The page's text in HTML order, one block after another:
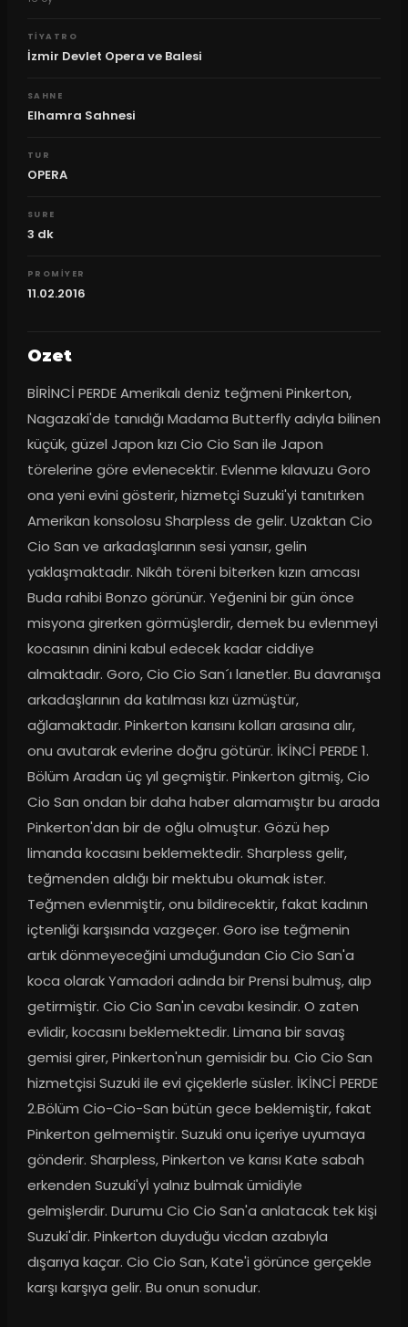
TIYATRO
İzmir Devlet Opera ve Balesi
SAHNE
Elhamra Sahnesi
TUR
OPERA
SURE
3 dk
PROMIYER
11.02.2016
Ozet
BİRİNCİ PERDE Amerikalı deniz teğmeni Pinkerton,
Nagazaki'de tanıdığı Madama Butterfly adıyla bilinen
küçük, güzel Japon kızı Cio Cio San ile Japon
törelerine göre evlenecektir. Evlenme kılavuzu Goro
ona yeni evini gösterir, hizmetçi Suzuki'yi tanıtırken
Amerikan konsolosu Sharpless de gelir. Uzaktan Cio
Cio San ve arkadaşlarının sesi yansır, gelin
yaklaşmaktadır. Nikâh töreni biterken kızın amcası
Buda rahibi Bonzo görünür. Yeğenini bir gün önce
misyona girerken görmüşlerdir, demek bu evlenmeyi
kocasının dinini kabul edecek kadar ciddiye
almaktadır. Goro, Cio Cio San´ı lanetler. Bu davranışa
arkadaşlarının da katılması kızı üzmüştür,
ağlamaktadır. Pinkerton karısını kolları arasına alır,
onu avutarak evlerine doğru götürür. İKİNCİ PERDE 1.
Bölüm Aradan üç yıl geçmiştir. Pinkerton gitmiş, Cio
Cio San ondan bir daha haber alamamıştır bu arada
Pinkerton'dan bir de oğlu olmuştur. Gözü hep
limanda kocasını beklemektedir. Sharpless gelir,
teğmenden aldığı bir mektubu okumak ister.
Teğmen evlenmiştir, onu bildirecektir, fakat kadının
içtenliği karşısında vazgeçer. Goro ise teğmenin
artık dönmeyeceğini umduğundan Cio Cio San'a
koca olarak Yamadori adında bir Prensi bulmuş, alıp
getirmiştir. Cio Cio San'ın cevabı kesindir. O zaten
evlidir, kocasını beklemektedir. Limana bir savaş
gemisi girer, Pinkerton'nun gemisidir bu. Cio Cio San
hizmetçisi Suzuki ile evi çiçeklerle süsler. İKİNCİ PERDE
2.Bölüm Cio-Cio-San bütün gece beklemiştir, fakat
Pinkerton gelmemiştir. Suzuki onu içeriye uyumaya
gönderir. Sharpless, Pinkerton ve karısı Kate sabah
erkenden Suzuki'yİ yalnız bulmak ümidiyle
gelmişlerdir. Durumu Cio Cio San'a anlatacak tek kişi
Suzuki'dir. Pinkerton duyduğu vicdan azabıyla
dışarıya kaçar. Cio Cio San, Kate'i görünce gerçekle
karşı karşıya gelir. Bu onun sonudur.